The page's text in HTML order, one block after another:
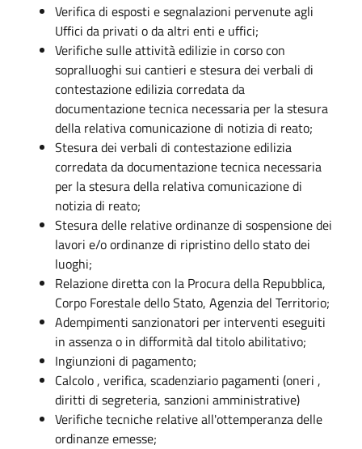
Verifica di esposti e segnalazioni pervenute agli
Uffici da privati o da altri enti e uffici;
Verifiche sulle attività edilizie in corso con
sopralluoghi sui cantieri e stesura dei verbali di
contestazione edilizia corredata da
documentazione tecnica necessaria per la stesura
della relativa comunicazione di notizia di reato;
Stesura dei verbali di contestazione edilizia
corredata da documentazione tecnica necessaria
per la stesura della relativa comunicazione di
notizia di reato;
Stesura delle relative ordinanze di sospensione dei
lavori e/o ordinanze di ripristino dello stato dei
luoghi;
Relazione diretta con la Procura della Repubblica,
Corpo Forestale dello Stato, Agenzia del Territorio;
Adempimenti sanzionatori per interventi eseguiti
in assenza o in difformità dal titolo abilitativo;
Ingiunzioni di pagamento;
Calcolo , verifica, scadenziario pagamenti (oneri ,
diritti di segreteria, sanzioni amministrative)
Verifiche tecniche relative all'ottemperanza delle
ordinanze emesse;